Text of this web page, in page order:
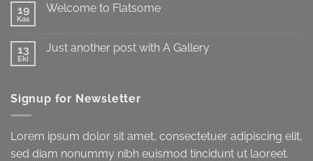
world!
19
Kas
Welcome to Flatsome
to
13
Eki
Just another post with A Gallery
post
with
Signup for Newsletter
Lorem ipsum dolor sit amet, consectetuer adipiscing elit,
sed diam nonummy nibh euismod tincidunt ut laoreet.